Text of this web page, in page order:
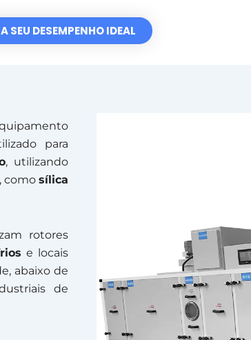
SEU DESEMPENHO IDEAL
para
, utilizando
como sílica
rotores
e locais
abaixo de
de